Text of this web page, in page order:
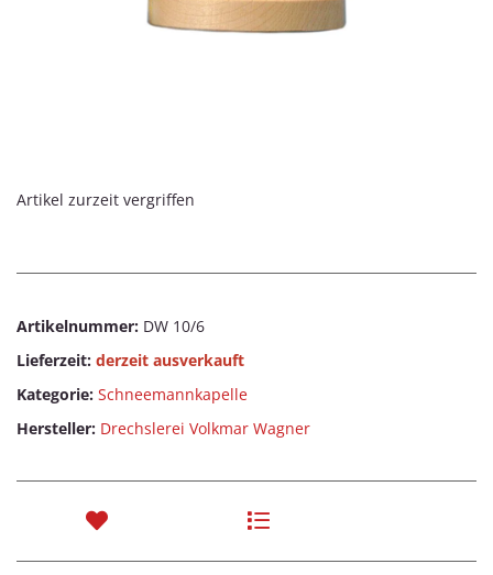
Artikel zurzeit vergriffen
Artikelnummer: DW 10/6
Lieferzeit: derzeit ausverkauft
Kategorie: Schneemannkapelle
Hersteller: Drechslerei Volkmar Wagner